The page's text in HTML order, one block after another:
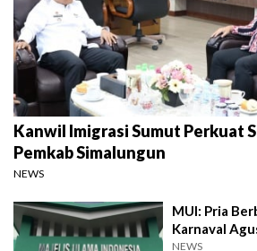
Kanwil Imigrasi Sumut Perkuat
Pemkab Simalungun
NEWS
MUI: Pria
Karnaval
NEWS